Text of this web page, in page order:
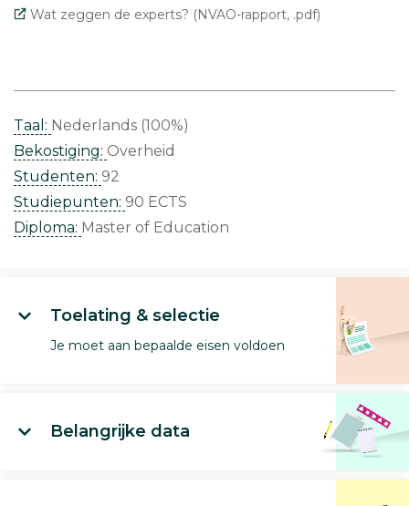
Wat zeggen de experts? (NVAO-rapport, .pdf)
Taal: Nederlands (100%)
Bekostiging: Overheid
Studenten: 92
Studiepunten: 90 ECTS
Diploma: Master of Education
Toelating & selectie
Je moet aan bepaalde eisen voldoen
Belangrijke data